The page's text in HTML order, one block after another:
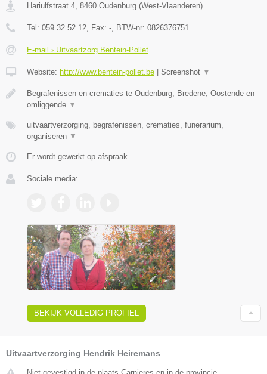
Hariulfstraat 4 8460 Oudenburg (West-Vlaanderen)
Tel: 059 32 52 12 , Fax: - , BTW-nr: 0826376751
E-mail › Uitvaartzorg Bentein-Pollet
Website: http://www.bentein-pollet.be | Screenshot ▼
Begrafenissen en crematies te Oudenburg, Bredene, Oostende en
omliggende ▼
uitvaartverzorging, begrafenissen, crematies, funerarium,
organiseren ▼
Er wordt gewerkt op afspraak.
Sociale media:
BEKIJK VOLLEDIG PROFIEL
Uitvaartverzorging Hendrik Heiremans